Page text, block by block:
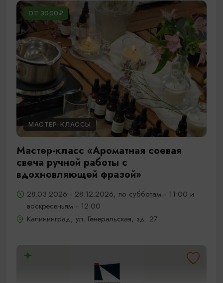
ОТ 3000₽
МАСТЕР-КЛАССЫ
Мастер-класс «Ароматная соевая
свеча ручной работы с
вдохновляющей фразой»
28.03.2026 - 28.12.2026, по субботам - 11:00 и
воскресеньям - 12:00
Калининград, ул. Генеральская, зд. 27